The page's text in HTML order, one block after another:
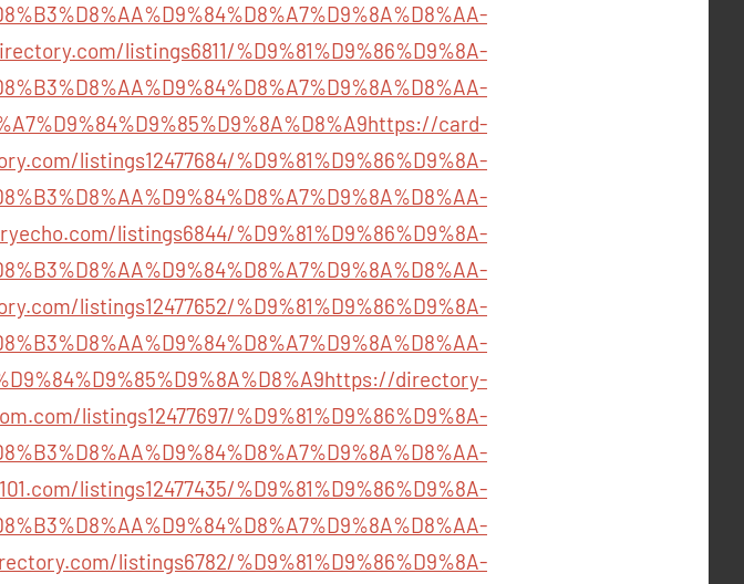
listings6811/%D9%81%D9%86%D9%8A-
https://card-
listings12477684/%D9%81%D9%86%D9%8A-
listings6844/%D9%81%D9%86%D9%8A-
listings12477652/%D9%81%D9%86%D9%8A-
https://directory-
listings12477697/%D9%81%D9%86%D9%8A-
listings12477435/%D9%81%D9%86%D9%8A-
listings6782/%D9%81%D9%86%D9%8A-